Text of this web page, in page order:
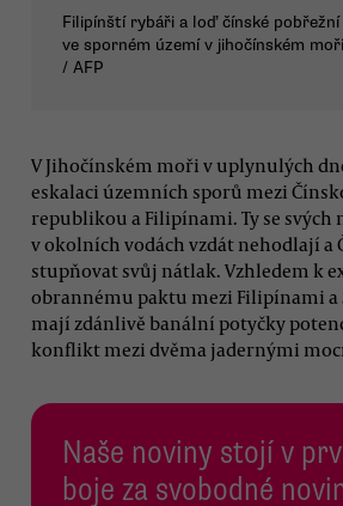
Filipínští rybáři a loď čínské
ve sporném území v jihočínském
/ AFP
V Jihočínském moři v uplynulých
eskalaci územních sporů mezi
republikou a Filipínami. Ty se svých
v okolních vodách vzdát nehodlají a
stupňovat svůj nátlak. Vzhledem k
obrannému paktu mezi Filipínami a
mají zdánlivě banální potyčky
konflikt mezi dvěma jadernými
Naše noviny stojí v
boje za svobodné